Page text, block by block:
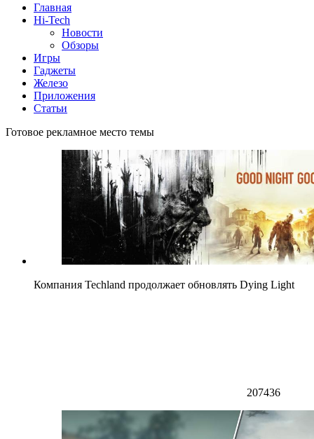
Главная
Hi-Tech
Новости
Обзоры
Игры
Гаджеты
Железо
Приложения
Статьи
Готовое рекламное место темы
Компания Techland продолжает обновлять Dying Light
207436